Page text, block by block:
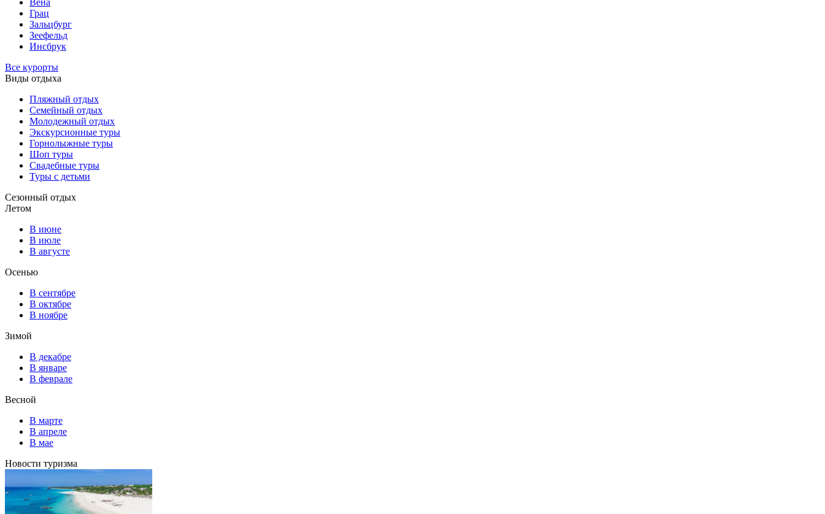
Вена
Грац
Зальцбург
Зеефельд
Инсбрук
Все курорты
Виды отдыха
Пляжный отдых
Семейный отдых
Молодежный отдых
Экскурсионные туры
Горнолыжные туры
Шоп туры
Свадебные туры
Туры с детьми
Сезонный отдых
Летом
В июне
В июле
В августе
Осенью
В сентябре
В октябре
В ноябре
Зимой
В декабре
В январе
В феврале
Весной
В марте
В апреле
В мае
Новости туризма